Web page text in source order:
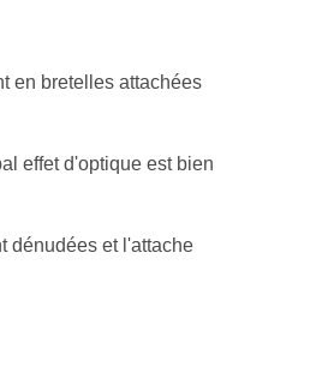
en bretelles attachées
effet d'optique est bien
dénudées et l'attache